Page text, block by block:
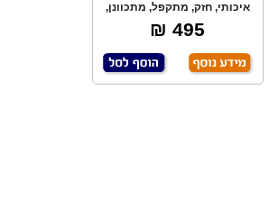
איכותי, חזק, מתקפל, מתכוונן,
אכסון קל ונ
495 ₪